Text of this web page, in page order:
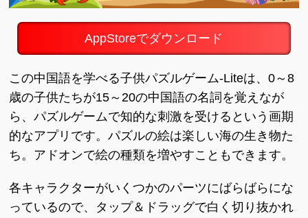
AppStoreでダウンロード
この中国語を学べる子供パズルゲーム-Liteは、0～8
歳の子供たちが15～20の中国語の名詞を覚えなが
ら、パズルゲームで知的な刺激を受けるという画期
的なアプリです。パズルの絵は楽しい海の生き物た
ち。アドオンで絵の種類を増やすこともできます。
各キャラクターがいくつかのパーツにばらばらにな
っているので、タップ＆ドラッグで白く切り抜かれ